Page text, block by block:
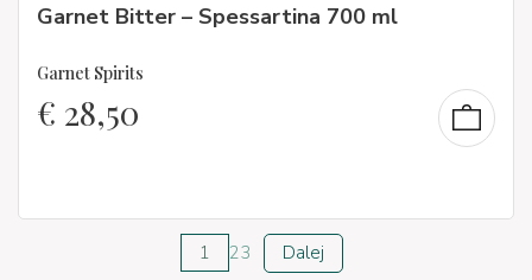
Garnet Bitter – Spessartina 700 ml
Garnet Spirits
€ 28,50
1 23 Dalej